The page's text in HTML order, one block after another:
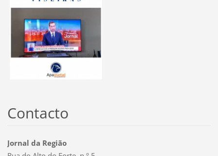
Contacto
Jornal da Região